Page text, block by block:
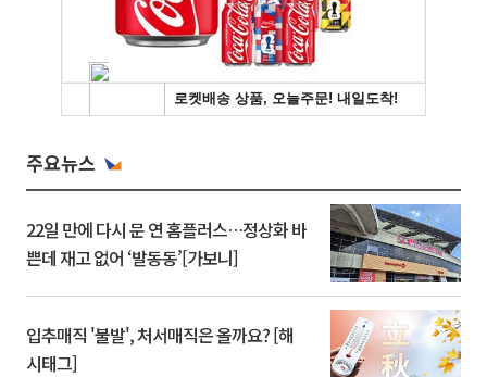
주요뉴스
22일 만에 다시 문 연 홈플러스…정상화 바
쁜데 재고 없어 ‘발동동’[가보니]
입추매직 '불발', 처서매직은 올까요? [해
시태그]